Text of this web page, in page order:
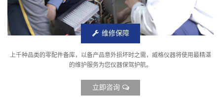
维修保障
上千种品类的零配件备库，以备产品意外损坏时之需，威格仪器将使用最精湛
的维护服务为您仪器保驾护航。
立即咨询